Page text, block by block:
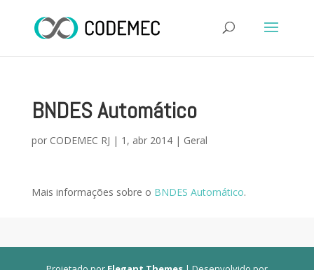
BNDES Automático
por CODEMEC RJ | 1, abr 2014| Geral
Mais informações sobre o BNDES Automático.